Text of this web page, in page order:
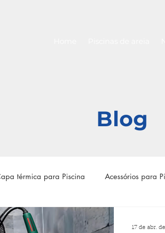
Blog
térmica para Piscina Acessórios para
para piscinas Filtro para piscina
17 de abr.